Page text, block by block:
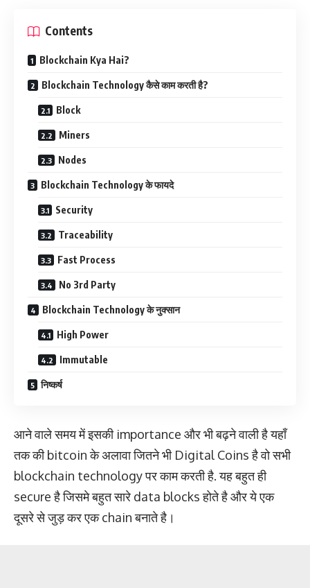
Contents
Blockchain Kya Hai?
Blockchain Technology कैसे काम करती है?
Block
Miners
Nodes
Blockchain Technology के फायदे
Security
Traceability
Fast Process
No 3rd Party
Blockchain Technology के नुक्सान
High Power
Immutable
निष्कर्ष
आने वाले समय में इसकी importance और भी बढ़ने वाली है यहाँ
तक की bitcoin के अलावा जितने भी Digital Coins है वो सभी
blockchain technology पर काम करती है. यह बहुत ही
secure है जिसमे बहुत सारे data blocks होते है और ये एक
दूसरे से जुड़ कर एक chain बनाते है।